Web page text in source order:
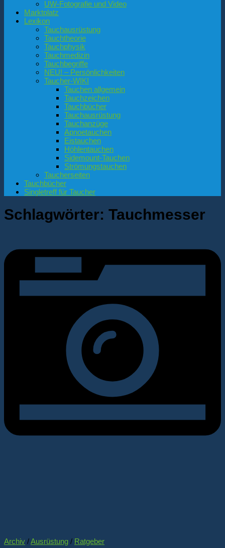
UW-Fotografie und Video
Marktplatz
Lexikon
Tauchausrüstung
Tauchtheorie
Tauchphysik
Tauchmedizin
Tauchbegriffe
NEU! – Persönlichkeiten
Taucher-WIKI
Tauchen allgemein
Tauchzeichen
Tauchbücher
Tauchausrüstung
Tauchanzüge
Apnoetauchen
Eistauchen
Höhlentauchen
Sidemount-Tauchen
Strömungstauchen
Taucherseiten
Tauchbücher
Singletreff für Taucher
Schlagwörter: Tauchmesser
Archiv /Ausrüstung / Ratgeber